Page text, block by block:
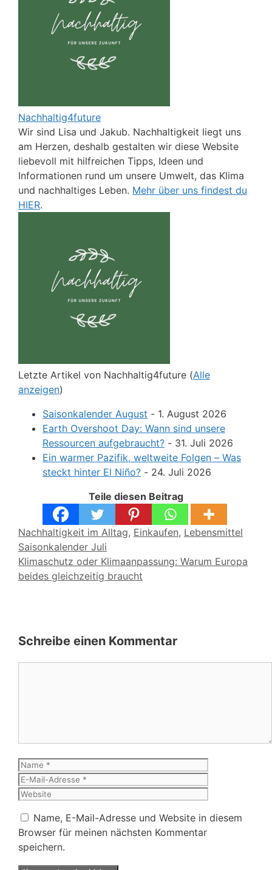
Nachhaltig4future
Wir sind Lisa und Jakub. Nachhaltigkeit liegt uns
am Herzen, deshalb gestalten wir diese Website
liebevoll mit hilfreichen Tipps, Ideen und
Informationen rund um unsere Umwelt, das Klima
und nachhaltiges Leben. Mehr über uns findest du
HIER.
Letzte Artikel von Nachhaltig4future (Alle
anzeigen)
Saisonkalender August - 1. August 2026
Earth Overshoot Day: Wann sind unsere
Ressourcen aufgebraucht? - 31. Juli 2026
Ein warmer Pazifik, weltweite Folgen – Was
steckt hinter El Niño? - 24. Juli 2026
Teile diesen Beitrag
Kategorien
Nachhaltigkeit im Alltag, Einkaufen, Lebensmittel
Saisonkalender Juli
Klimaschutz oder Klimaanpassung: Warum Europa
beides gleichzeitig braucht
Schreibe einen Kommentar
Name
Name, E-Mail-Adresse und Website in diesem
Browser für meinen nächsten Kommentar
speichern.